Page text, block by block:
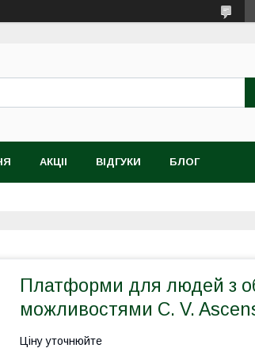
АКЦІІ ВІДГУКИ БЛОГ
Платформи для людей з
можливостями C. V.
Ціну уточнюйте